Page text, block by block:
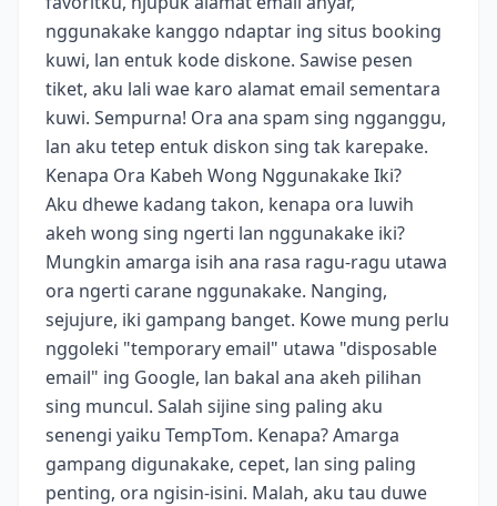
nggunakake kanggo ndaptar ing situs booking
kuwi, lan entuk kode diskone. Sawise pesen
tiket, aku lali wae karo alamat email sementara
kuwi. Sempurna! Ora ana spam sing ngganggu,
lan aku tetep entuk diskon sing tak karepake.
Kenapa Ora Kabeh Wong Nggunakake Iki?
Aku dhewe kadang takon, kenapa ora luwih
akeh wong sing ngerti lan nggunakake iki?
Mungkin amarga isih ana rasa ragu-ragu utawa
ora ngerti carane nggunakake. Nanging,
sejujure, iki gampang banget. Kowe mung perlu
nggoleki "temporary email" utawa "disposable
email" ing Google, lan bakal ana akeh pilihan
sing muncul. Salah sijine sing paling aku
senengi yaiku TempTom. Kenapa? Amarga
gampang digunakake, cepet, lan sing paling
penting, ora ngisin-isini. Malah, aku tau duwe